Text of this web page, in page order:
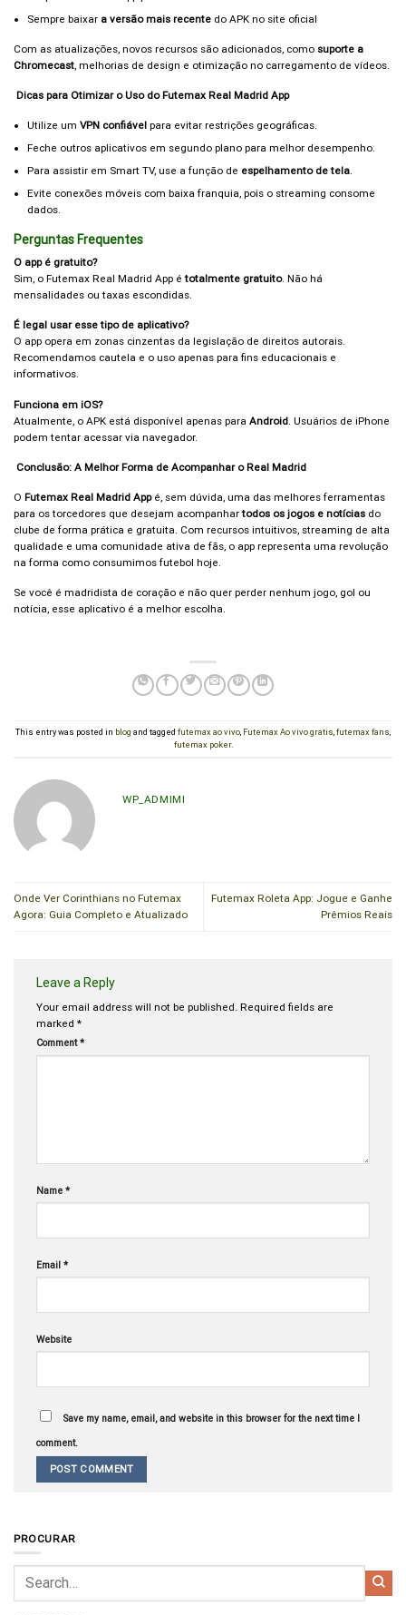
Sempre baixar a versão mais recente do APK no site oficial
Com as atualizações, novos recursos são adicionados, como suporte a
Chromecast , melhorias de design e otimização no carregamento de vídeos.
Dicas para Otimizar o Uso do Futemax Real Madrid App
Utilize umVPN confiável para evitar restrições geográficas.
Feche outros aplicativos em segundo plano para melhor desempenho.
Para assistir em Smart TV, use a função de espelhamento de tela.
Evite conexões móveis com baixa franquia, pois o streaming consome
dados.
Perguntas Frequentes
O app é gratuito?
Sim, o Futemax Real Madrid App étotalmente gratuito. Não há
mensalidades ou taxas escondidas.
É legal usar esse tipo de aplicativo?
O app opera em zonas cinzentas da legislação de direitos autorais.
Recomendamos cautela e o uso apenas para fins educacionais e
informativos.
Funciona em iOS?
Atualmente, o APK está disponível apenas para Android . Usuários de iPhone
podem tentar acessar via navegador.
Conclusão: A Melhor Forma de Acompanhar o Real Madrid
O Futemax Real Madrid Appé, sem dúvida, uma das melhores ferramentas
para os torcedores que desejam acompanhartodos os jogos e notícias do
clube de forma prática e gratuita. Com recursos intuitivos, streaming de alta
qualidade e uma comunidade ativa de fãs, o app representa uma revolução
na forma como consumimos futebol hoje.
Se você é madridista de coração e não quer perder nenhum jogo, gol ou
notícia, esse aplicativo é a melhor escolha.
This entry was posted in blog and tagged futemax ao vivo Futemax Ao vivo gratis futemax fans
futemax poker.
WP_ADMIMI
Onde Ver Corinthians no Futemax
Agora: Guia Completo e Atualizado
Futemax Roleta App: Jogue e Ganhe
Prêmios Reais
Leave a Reply
Your email address will not be published. Required fields are
marked *
Comment*
Name *
Email *
Website
Save my name, email, and website in this browser for the next time I
comment.
PROCURAR